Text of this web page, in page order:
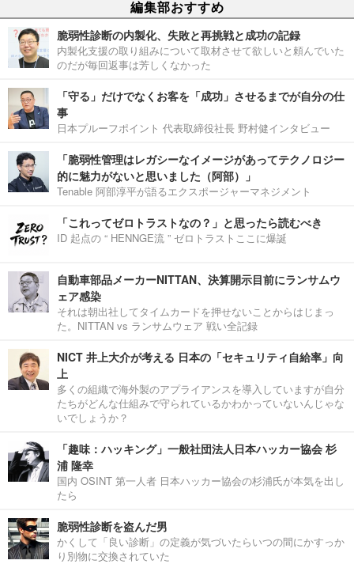
編集部おすすめ
脆弱性診断の内製化、失敗と再挑戦と成功の記録
内製化支援の取り組みについて取材させて欲しいと頼んでいた
のだが毎回返事は芳しくなかった
「守る」だけでなくお客を「成功」させるまでが自分の仕
事
日本プルーフポイント 代表取締役社長 野村健インタビュー
「脆弱性管理はレガシーなイメージがあってテクノロジー
的に魅力がないと思いました（阿部）」
Tenable 阿部淳平が語るエクスポージャーマネジメント
「これってゼロトラストなの？」と思ったら読むべき
ID 起点の “ HENNGE流 ” ゼロトラストここに爆誕
自動車部品メーカーNITTAN、決算開示目前にランサムウ
ェア感染
それは朝出社してタイムカードを押せないことからはじまっ
た。NITTAN vs ランサムウェア 戦い全記録
NICT 井上大介が考える 日本の「セキュリティ自給率」向
上
多くの組織で海外製のアプライアンスを導入していますが自分
たちがどんな仕組みで守られているかわかっていないんじゃな
いでしょうか？
「趣味：ハッキング」一般社団法人日本ハッカー協会 杉
浦 隆幸
国内 OSINT 第一人者 日本ハッカー協会の杉浦氏が本気を出し
たら
脆弱性診断を盗んだ男
かくして「良い診断」の定義が気づいたらいつの間にかすっか
り別物に交換されていた